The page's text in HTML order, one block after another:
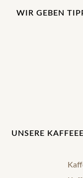
WIR GEBEN
UNSERE